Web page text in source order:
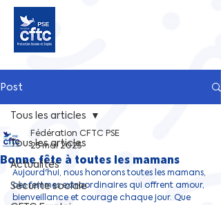
Post
Tous les articles
Actualités
Sécurite sociale
Tous les articles
Bonne fête à toutes les mamans
Fédération CFTC PSE
25 mai 2025
Aujourd'hui, nous honoronstoutes les mamans,
ces femmes extraordinaires qui offrent amour,
bienveillance et courage chaque jour. Que